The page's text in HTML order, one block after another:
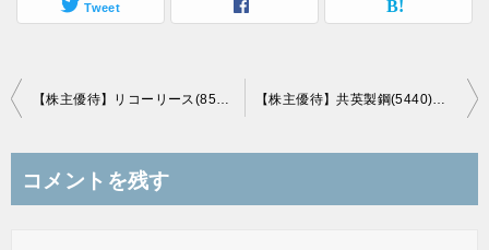
Tweet
投
ビ
【株主優待】リコーリース(8566)の優待到着！赤バラのクオカード（5,000円額面）！ 【株主優待】共英製鋼(5440)の優待到着！クオ・カード1,000円相当！
コメントを残す